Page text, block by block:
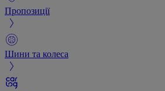
Пропозиції
Шини та колеса